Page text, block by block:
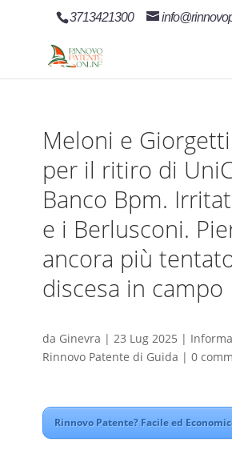
3713421300
Meloni e Giorgetti
per il ritiro di
Banco Bpm.
e i Berlusconi.
ancora più
discesa in campo
da Ginevra | 23 Lug 2025 |
Rinnovo Patente di Guida | 0
Rinnovo Patente? Facile ed